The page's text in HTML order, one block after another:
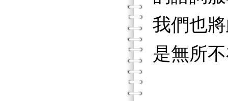
我們也
是無所